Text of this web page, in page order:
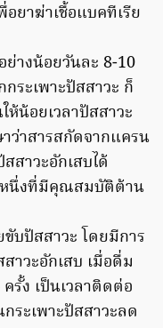
อยาฆ่าเชื้อแบคทีเรีย
ย่างน้อยวันละ 8-10
ระเพาะปัสสาวะ ก็
ห้น้อยเวลาปัสสาวะ
ว่าสารสกัดจากแครน
สาวะอักเสบได้
หนึ่งที่มีคุณสมบัติต้าน
บปัสสาวะ โดยมีการ
าวะอักเสบ เมื่อดื่ม
รั้ง เป็นเวลาติดต่อ
ระเพาะปัสสาวะลด